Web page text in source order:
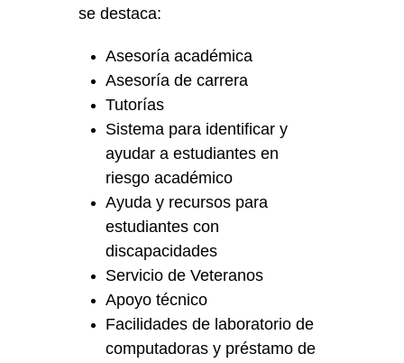
se destaca:
Asesoría académica
Asesoría de carrera
Tutorías
Sistema para identificar y
ayudar a estudiantes en
riesgo académico
Ayuda y recursos para
estudiantes con
discapacidades
Servicio de Veteranos
Apoyo técnico
Facilidades de laboratorio de
computadoras y préstamo de